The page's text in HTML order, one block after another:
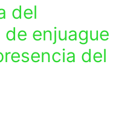
del
enjuague
del